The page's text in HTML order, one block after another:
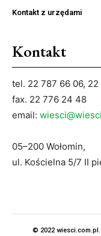
Kontakt z urzędami
Kontakt
tel. 22 787 66 06,
fax. 22 776 24 48
email:
05–200 Wołomin,
ul. Kościelna 5/7 II
© 2022